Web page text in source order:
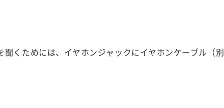
くためには、イヤホンジャックにイヤホンケーブル（